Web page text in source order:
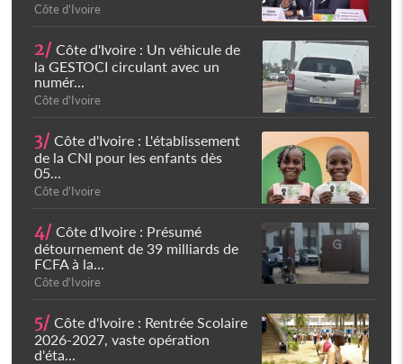
Côte d'Ivoire
2/ Côte d'Ivoire : Un véhicule de
la GESTOCI circulant avec un
numér...
Côte d'Ivoire
3/ Côte d'Ivoire : L'établissement
de la CNI pour les enfants dès
05...
Côte d'Ivoire
4/ Côte d'Ivoire : Présumé
détournement de 39 milliards de
FCFA à la...
Côte d'Ivoire
5/ Côte d'Ivoire : Rentrée Scolaire
2026-2027, vaste opération
d'éta...